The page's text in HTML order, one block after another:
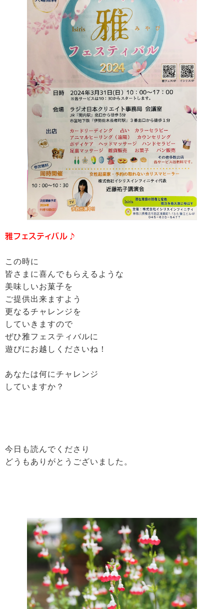
雅フェスティバル♪
この時に
皆さまに喜んでもらえるような
美味しいお菓子を
ご提供出来ますよう
更なるチャレンジを
していきますので
ぜひ雅フェスティバルに
遊びにお越しくださいね！
あなたは何にチャレンジ
していますか？
今日も読んでくださり
どうもありがとうございました。